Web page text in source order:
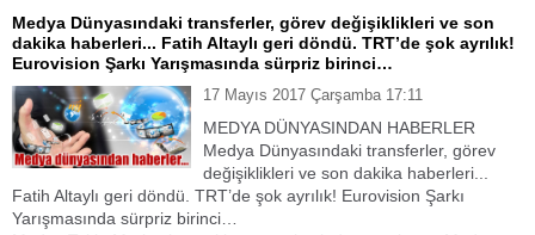
Medya Dünyasındaki transferler, görev değişiklikleri ve son
dakika haberleri... Fatih Altaylı geri döndü. TRT’de şok ayrılık!
Eurovision Şarkı Yarışmasında sürpriz birinci…
17 Mayıs 2017 Çarşamba 17:11
MEDYA DÜNYASINDAN HABERLER
Medya Dünyasındaki transferler, görev
değişiklikleri ve son dakika haberleri...
Fatih Altaylı geri döndü. TRT’de şok ayrılık! Eurovision Şarkı
Yarışmasında sürpriz birinci…